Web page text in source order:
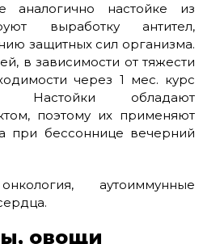
аналогично настойке из
выработку антител,
защитных сил организма.
в зависимости от тяжести
через 1 мес. курс
Настойки обладают
поэтому их применяют
при бессоннице вечерний
аутоиммунные
овощи